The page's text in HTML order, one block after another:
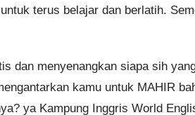
terus belajar dan berlatih.
dan menyenangkan siapa sih
kamu untuk MAHIR
ya Kampung Inggris World